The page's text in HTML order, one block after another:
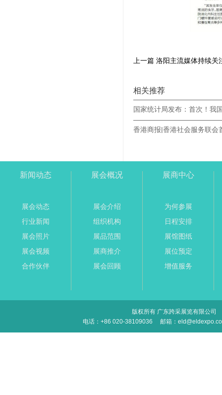
上一篇 洛阳主流媒体持续
相关推荐
新闻动态
展会动态
行业新闻
展会照片
展会视频
合作伙伴
展会概况
展会介绍
组织机构
展品范围
展商推介
展会回顾
展商中心
为何参展
日程安排
展馆图纸
展位预定
增值服务
版权所有 广东跨采展览有限公司
电话：+86 020-38109036
邮箱：